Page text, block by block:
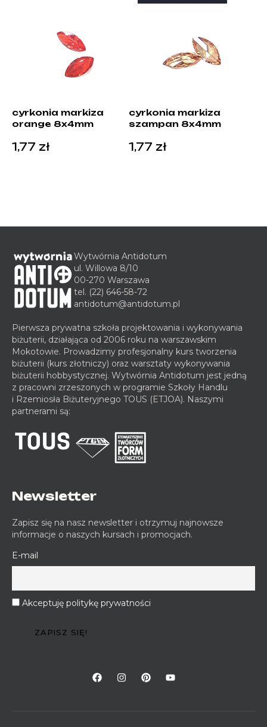
cyrkonia markiza
orange 8x4mm
1,77 zł
cyrkonia markiza
szampan 8x4mm
1,77 zł
Wytwórnia Antidotum
ul. Willowa 8/10
00-270 Warszawa
tel. (22) 646-58-72
antidotum@antidotum.pl
Pierwsza prywatna szkoła projektowania i wykonywania
biżuterii, działająca od 2006 roku na warszawskim
Mokotowie. Prowadzimy profesjonalny kurs tworzenia
biżuterii (kurs złotniczy) oraz warsztaty wykonywania
biżuterii hobbystycznej. Wytwórnia Antidotum jest jedną
z pracowni zrzeszonych w programie Szkoły Handlu
i Rzemiosła Biżuteryjnego TOUS (ETJOA). Naszymi
partnerami są:
Newsletter
Zapisz się na nasz newsletter i otrzymuj najnowsze
informacje o naszych kursach i promocjach.
E-mail
Akceptuję politykę prywatności